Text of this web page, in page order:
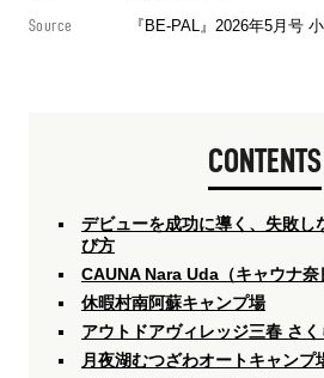
Source 『BE-PAL』2026年5月号
CONTENTS
デビューを成功に導く、失敗し
び方
CAUNA Nara Uda（キャウナ奈
休暇村南阿蘇キャンプ場
アウトドアヴィレッジ三春 さ
月夜湖むつざわオートキャンプ